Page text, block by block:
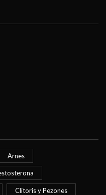
Arnes
Clitoris y Pezones